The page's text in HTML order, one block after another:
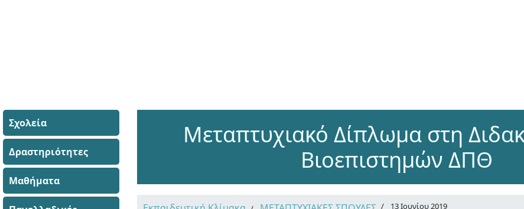
Σχολεία
Δραστηριότητες
Μαθήματα
Μεταπτυχιακό Δίπλωμα στη
Βιοεπιστημών ΔΠΘ
13 Ιουνίου 2019